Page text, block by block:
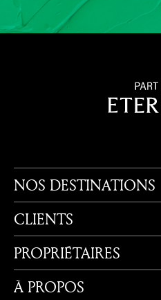
NOS DESTINATIONS
CLIENTS
PROPRIÉTAIRES
À PROPOS